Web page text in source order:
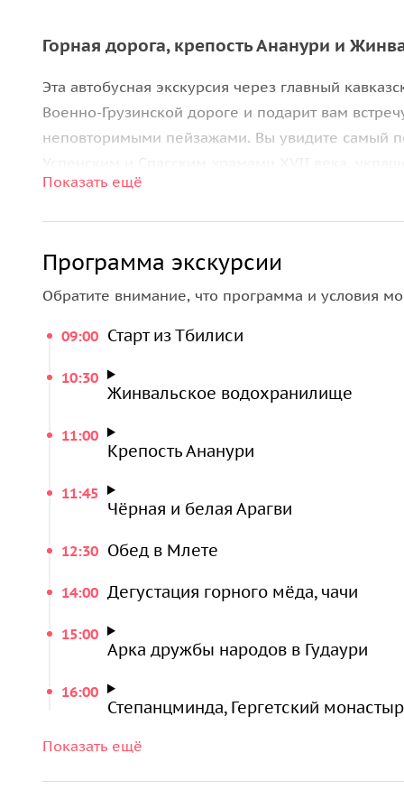
Горная дорога, крепость Ананури и
Эта автобусная экскурсия через главный
Военно‑Грузинской дороге и подарит вам
неповторимыми пейзажами. Вы увидите самый
лозы и старинными фресками. С вершины самой
«Вах‑вах‑вах!».
Пасанаури и вкуснейшие хинкали
После Ананури вас ждёт остановка на
хинкали. Здесь можно увидеть слияние Белой и
и шашлыки, хачапури и другие
деревне у горной реки станет вкусной паузой
высокогорье.
Храм Святой Троицы у Казбека и курорт
Казбека на высоте 2170 метров над уровнем
аскетичному, но невероятно красивому
горнолыжном курорте
всей Военно‑Грузинской дороге, недалеко от
Показать ещё
Программа экскурсии
Обратите внимание, что программа и условия
09:00 Старт из Тбилиси
10:30
Жинвальское водохранилище
11:00
Крепость Ананури
11:45
Чёрная и белая Арагви
12:30 Обед в Млете
14:00 Дегустация горного мёда, чачи
15:00
Арка дружбы народов в Гудаури
16:00
Степанцминда, Гергетский
Возвращение в Тбилиси
Показать ещё